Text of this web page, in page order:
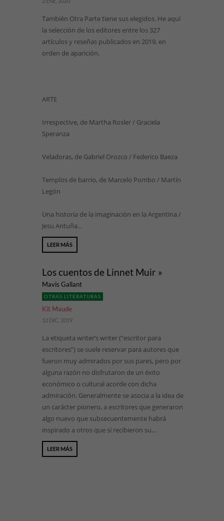
También Otra Parte tiene sus elegidos. He aquí
la selección de los editores entre los 327
artículos y reseñas publicados en 2019, en
orden de aparición.
ARTE
Irrespective, de Martha Rosler / Graciela
Speranza
Veladoras, de Gabriel Orozco / Federico Baeza
Templos de barrio, de Marcelo Pombo / Martín
Legón
Una historia de la imaginación en la Argentina /
Jesu Antuña...
LEER MÁS
Los cuentos de Linnet Muir »
Mavis Gallant
OTRAS LITERATURAS
Kit Maude
12 DIC, 2019
La etiqueta writer’s writer (“escritor para
escritores”) se suele reservar para autores que
fueron muy admirados por sus pares, pero por
alguna razón no disfrutaron de un éxito
económico o cultural acorde con dicha
admiración. Generalmente se asocia a la idea de
un carácter pionero, a escritores que generaron
algo nuevo que subsecuentemente habrá
inspirado a otros que sí recibieron su...
LEER MÁS